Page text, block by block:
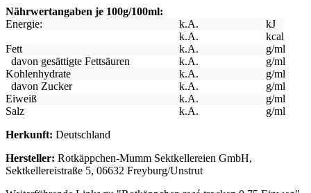
Nährwertangaben je 100g/100ml:
Energie:
k.A.
kJ
k.A.
kcal
Fett
k.A.
g/ml
davon gesättigte Fettsäuren
k.A.
g/ml
Kohlenhydrate
k.A.
g/ml
davon Zucker
k.A.
g/ml
Eiweiß
k.A.
g/ml
Salz
k.A.
g/ml
Herkunft: Deutschland
Hersteller: Rotkäppchen-Mumm Sektkellereien GmbH,
Sektkellereistraße 5, 06632 Freyburg/Unstrut